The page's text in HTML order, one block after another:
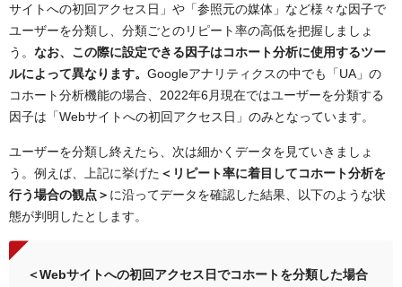
サイトへの初回アクセス日」や「参照元の媒体」など様々な因子で
ユーザーを分類し、分類ごとのリピート率の高低を把握しましょ
う。 なお、この際に設定できる因子はコホート分析に使用するツー
ルによって異なります。 Googleアナリティクスの中でも「UA」の
コホート分析機能の場合、2022年6月現在ではユーザーを分類する
因子は「Webサイトへの初回アクセス日」のみとなっています。
ユーザーを分類し終えたら、次は細かくデータを見ていきましょ
う。例えば、上記に挙げた ＜リピート率に着目してコホート分析を
行う場合の観点＞ に沿ってデータを確認した結果、以下のような状
態が判明したとします。
＜Webサイトへの初回アクセス日でコホートを分類した場合